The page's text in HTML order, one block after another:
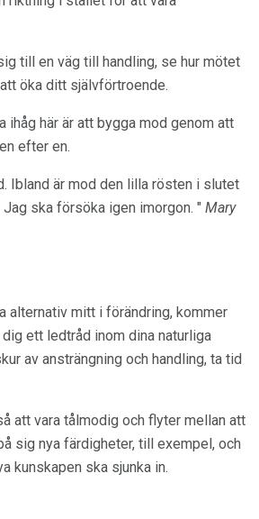
till en väg till handling, se hur mötet
öka ditt självförtroende.
ihåg här är att bygga mod genom att
efter en.
Ibland är mod den lilla rösten i slutet
ska försöka igen imorgon. " Mary
alternativ mitt i förändring, kommer
ett ledtråd inom dina naturliga
av ansträngning och handling, ta tid
att vara tålmodig och flyter mellan att
sig nya färdigheter, till exempel, och
kunskapen ska sjunka in.